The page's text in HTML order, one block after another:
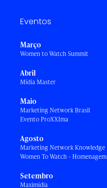
Eventos
Março
Women to Watch Summit
Abril
Mídia Master
Maio
Marketing Network Brasil
Evento ProXXIma
Agosto
Marketing Network Knowledge
Women To Watch - Homenagem
Setembro
Maximídia